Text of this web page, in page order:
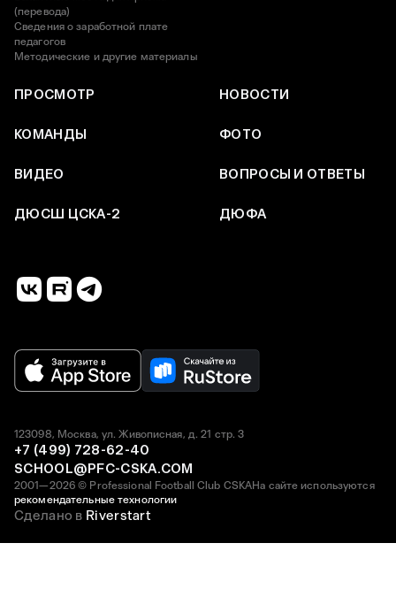
(перевода)
Сведения о заработной плате
педагогов
Методические и другие материалы
ПРОСМОТР НОВОСТИ
КОМАНДЫ ФОТО
ВИДЕО ВОПРОСЫ И ОТВЕТЫ
ДЮСШ ЦСКА-2 ДЮФА
2001—2026 © Professional Football Club CSKAНа сайте используются
рекомендательные технологии
123098, Москва, ул. Живописная, д. 21 стр. 3
+7 (499) 728-62-40
SCHOOL@PFC-CSKA.COM
Сделано в Riverstart